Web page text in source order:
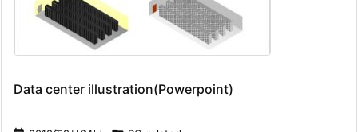
Data center illustration(Powerpoint)